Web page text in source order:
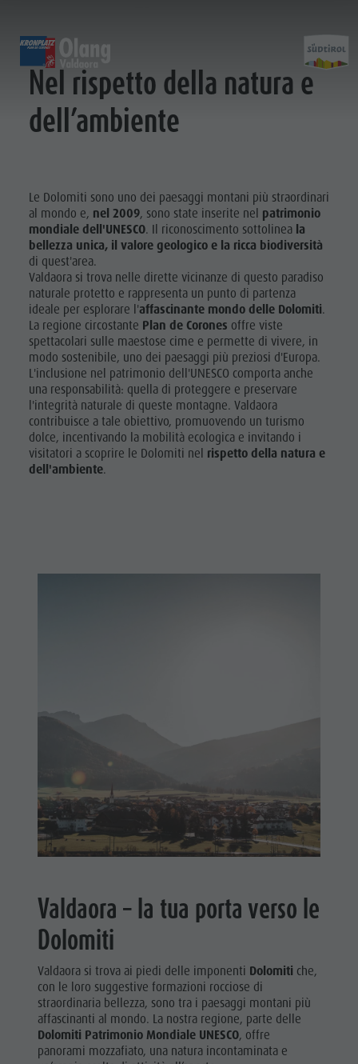
SCOPRIRE ATTIVITÀ PIANIFICARE &
MALGHE &
RIFUGI
PROGRAMMA
SETTIMANALE
PLAN DE
CORONES
TOP EVENTI
A-Z Guida
Artigianato
artistico
Artigiani &
Fornitori di
servizi
Attrazioni
Bar &
Ristoranti
Benessere
Dolomiti
Malghe & Rifugi
Sostenibilitá, naturalmente
A-Z Guida
Artigianato artistico
Artigiani & Fornitori di servizi
Attrazioni
Bar & Ristoranti
Benessere
Cultura alpina-urbana
Dolomiti
Guide alpine
Posto Grill
Prodotti locali
MTB - Bici
Bike Mike
ESTATE INVERNO
Arrampicare
Guest Pass Plan de Corones
Vacanze senza barriere
Vacanza con cane
Come arrivare
Contatto
Imposta di soggiorno
Meteo
Mobilità locale
Offerte
Prenota vacanza
Webcam
Famiglia & bambini
Kids Area
Kids Area | Estate
Maxiscivolo
Mondo bimbi
Tiro con l'arco
Nel rispetto della natura e
dell’ambiente
Le Dolomiti sono uno dei paesaggi montani più straordinari
al mondo e, nel 2009, sono state inserite nel patrimonio
mondiale dell'UNESCO. Il riconoscimento sottolinea la
bellezza unica, il valore geologico e la ricca biodiversità
di quest'area.
Valdaora si trova nelle dirette vicinanze di questo paradiso
naturale protetto e rappresenta un punto di partenza
ideale per esplorare l'affascinante mondo delle Dolomiti.
La regione circostante Plan de Corones offre viste
spettacolari sulle maestose cime e permette di vivere, in
modo sostenibile, uno dei paesaggi più preziosi d'Europa.
L'inclusione nel patrimonio dell'UNESCO comporta anche
una responsabilità: quella di proteggere e preservare
l'integrità naturale di queste montagne. Valdaora
contribuisce a tale obiettivo, promuovendo un turismo
dolce, incentivando la mobilità ecologica e invitando i
visitatori a scoprire le Dolomiti nel rispetto della natura e
dell'ambiente.
Valdaora – la tua porta verso le
Dolomiti
Valdaora si trova ai piedi delle imponenti Dolomiti che,
con le loro suggestive formazioni rocciose di
straordinaria bellezza, sono tra i paesaggi montani più
affascinanti al mondo. La nostra regione, parte delle
Dolomiti Patrimonio Mondiale UNESCO, offre
panorami mozzafiato, una natura incontaminata e